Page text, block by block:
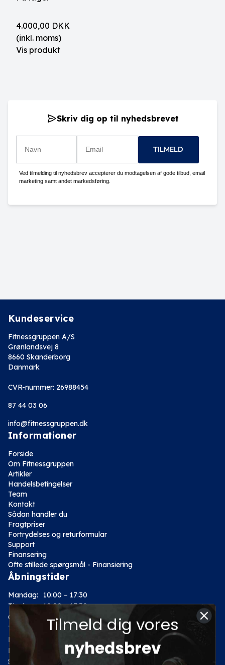
4.000,00 DKK
(inkl. moms)
Vis produkt
Skriv dig op til nyhedsbrevet
TILMELD
Ved tilmelding til nyhedsbrev accepterer du modtagelsen af gode tilbud, email
marketing samt andet markedsføring.
Kundeservice
Fitnessgruppen A/S
Grønlandsvej 8
8660 Skanderborg
Danmark
CVR-nummer: 26988454
87 44 03 06
info@fitnessgruppen.dk
Informationer
Forside
Om Fitnessgruppen
Artikler
Handelsbetingelser
Team
Kontakt
Sådan handler du
Fragtpriser
Fortrydelses og returformular
Support
Finansering
Ofte stillede spørgsmål - Finansiering
Åbningstider
Mandag:
10:00 – 17:30
Tirsdag: 10:00 – 17:30
Onsdag:
10:00 – 17:30
Torsdag:
10:00 – 17:30
Fredag:
10:00 – 17:30
Lørdag:
10:00 – 14:00
Søndag: Lukket
Tilmeld dig vores
nyhedsbrev